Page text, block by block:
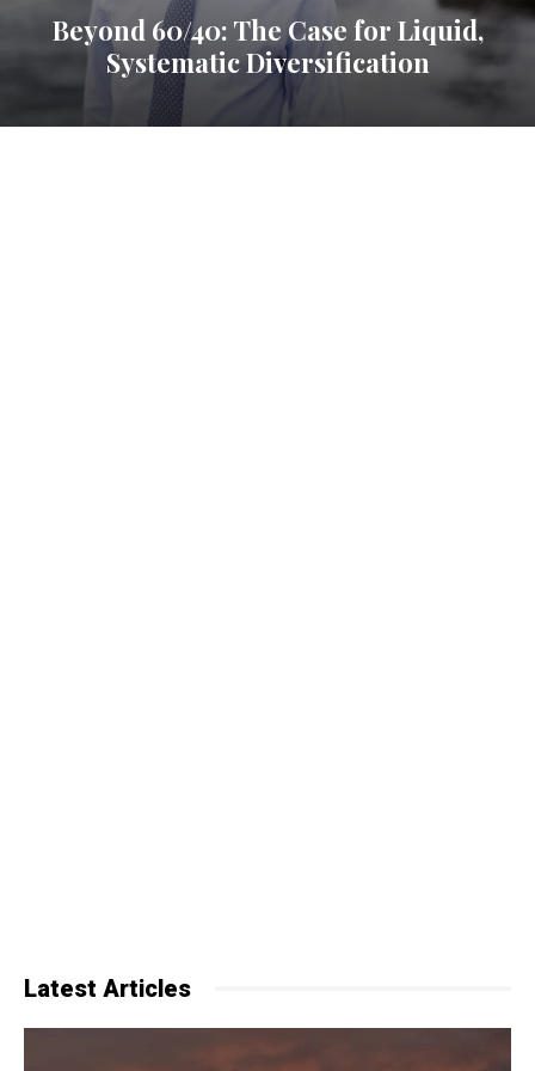
Beyond 60/40: The Case for Liquid,
Systematic Diversification
Latest Articles